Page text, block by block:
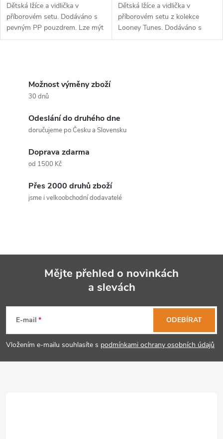
Dětská lžíce a vidlička v
příborovém setu. Dodáváno s
pevným PP pouzdrem. Lze mýt
v myčce na nádobí.
Dětská lžíce a vidlička v
příborovém setu z kolekce
Looney Tunes. Dodáváno s
pevným PP pouzdrem. Lze mýt
y
ý
p
Možnost výměny zboží
30 dnů
Odeslání do druhého dne
doručujeme po Česku a Slovensku
Doprava zdarma
od 1500 Kč
Přes 2000 druhů zboží
jsme i velkoobchodní dodavatelé
p
a
Mějte přehled o novinkách
a slevách
E-mail
Vložením e-mailu souhlasíte s podmínkami ochrany osobních údajů
ODEBÍRAT